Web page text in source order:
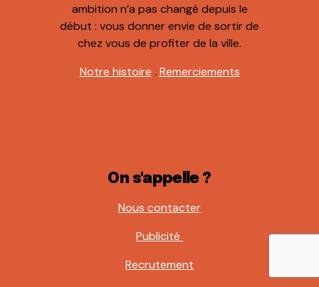
ambition n’a pas changé depuis le
début : vous donner envie de sortir de
chez vous de profiter de la ville.
Notre histoire . Remerciements
On s'appelle ?
Nous contacter
Publicité
Recrutement